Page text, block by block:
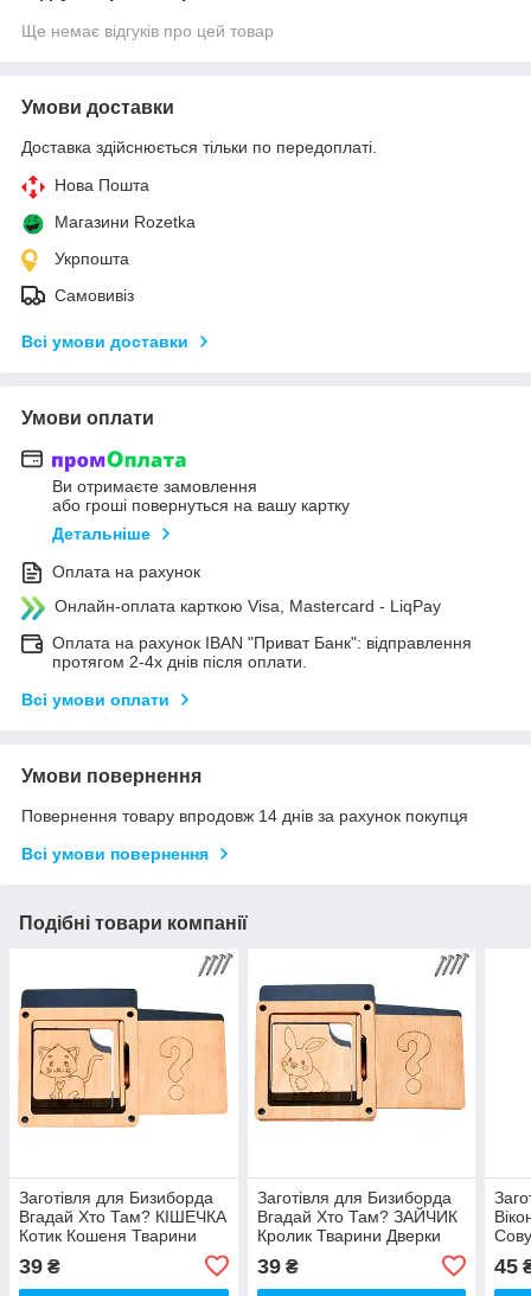
Ще немає відгуків про цей товар
Умови доставки
Доставка здійснюється тільки по передоплаті.
Нова Пошта
Магазини Rozetka
Укрпошта
Самовивіз
Всі умови доставки
Умови оплати
Ви отримаєте замовлення
або гроші повернуться на вашу картку
Детальніше
Оплата на рахунок
Онлайн-оплата карткою Visa, Mastercard - LiqPay
Оплата на рахунок IBAN "Приват Банк": відправлення
протягом 2-4х днів після оплати.
Всі умови оплати
Умови повернення
Повернення товару впродовж 14 днів за рахунок покупця
Всі умови повернення
Подібні товари компанії
Заготівля для Бизиборда
Вгадай Хто Там? КІШЕЧКА
Котик Кошеня Тварини
Дверки віконце дверцята
для бізіборда
39 ₴
Заготівля для Бизиборда
Вгадай Хто Там? ЗАЙЧИК
Кролик Тварини Дверки
бізіборда
39₴ 45